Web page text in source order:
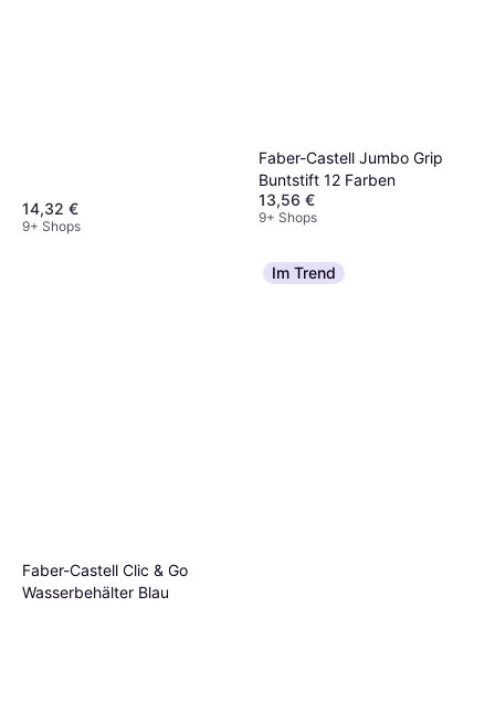
14,32 €
9+ Shops
Faber-Castell Jumbo Grip
Buntstift 12 Farben
13,56 €
9+ Shops
Faber-Castell Clic & Go
Wasserbehälter Blau
Im Trend